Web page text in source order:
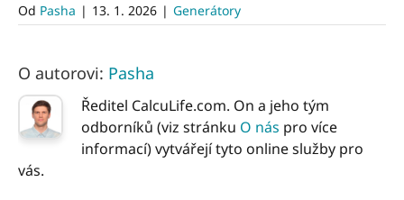
Od Pasha | 13. 1. 2026 | Generátory
O autorovi: Pasha
Ředitel CalcuLife.com. On a jeho tým
odborníků (viz stránku O nás pro více
informací) vytvářejí tyto online služby pro
vás.